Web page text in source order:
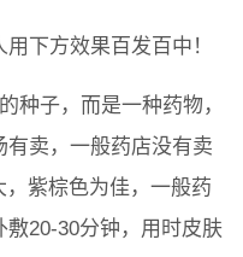
下方效果百发百中！
种子，而是一种药物，
卖，一般药店没有卖
紫棕色为佳，一般药
20-30分钟，用时皮肤